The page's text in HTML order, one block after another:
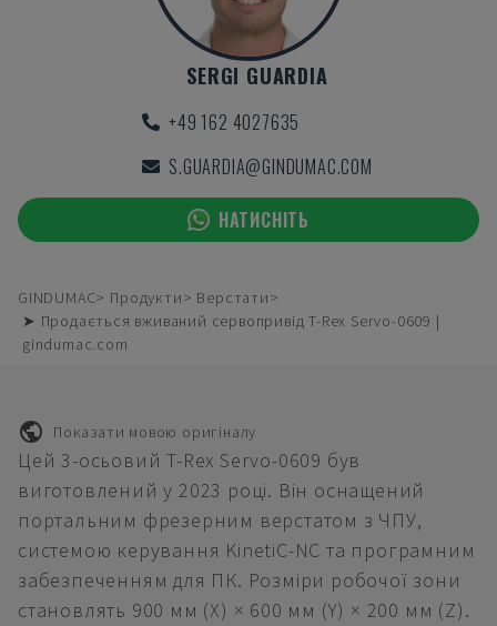
SERGI GUARDIA
+49 162 4027635
S.GUARDIA@GINDUMAC.COM
НАТИСНІТЬ
GINDUMAC Продукти
Верстати
➤ Продається вживаний сервопривід T-Rex Servo-0609 |
gindumac.com
Показати мовою оригіналу
Цей 3-осьовий T-Rex Servo-0609 був
виготовлений у 2023 році. Він оснащений
портальним фрезерним верстатом з ЧПУ,
системою керування KinetiC-NC та програмним
забезпеченням для ПК. Розміри робочої зони
становлять 900 мм (X) × 600 мм (Y) × 200 мм (Z).